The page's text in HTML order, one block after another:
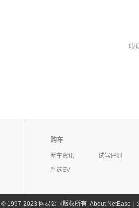
哎
购车
新车资讯
试驾评测
严选EV
©1997-2023 网易公司版权所有 About NetEase